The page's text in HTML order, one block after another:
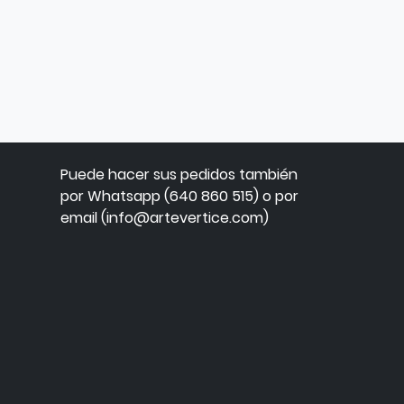
Puede hacer sus pedidos también
por Whatsapp (640 860 515) o por
email (info@artevertice.com)